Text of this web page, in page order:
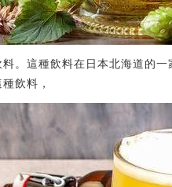
。這種飲料在日本北海道的
飲料，